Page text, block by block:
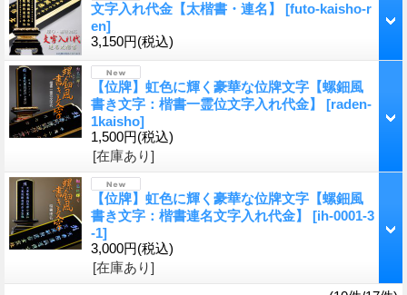
文字入れ代金【太楷書・連名】 [futo-kaisho-r
en]
3,150円(税込)
【位牌】虹色に輝く豪華な位牌文字【螺鈿風
書き文字：楷書一霊位文字入れ代金】 [raden-
1kaisho]
1,500円(税込)
[在庫あり]
【位牌】虹色に輝く豪華な位牌文字【螺鈿風
書き文字：楷書連名文字入れ代金】 [ih-0001-3
-1]
3,000円(税込)
[在庫あり]